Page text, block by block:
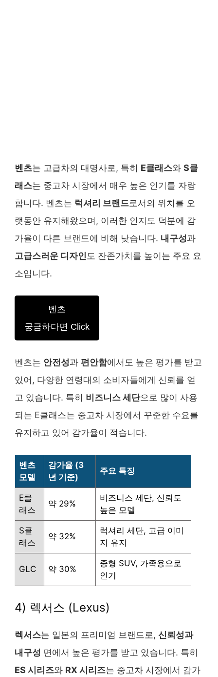
벤츠는 고급차의 대명사로, 특히 E클래스와 S클
래스는 중고차 시장에서 매우 높은 인기를 자랑
합니다. 벤츠는 럭셔리 브랜드로서의 위치를 오
랫동안 유지해왔으며, 이러한 인지도 덕분에 감
가율이 다른 브랜드에 비해 낮습니다. 내구성과
고급스러운 디자인 도 잔존가치를 높이는 주요 요
소입니다.
벤츠
궁금하다면 Click
벤츠는 안전성과 편안함에서도 높은 평가를 받고
있어, 다양한 연령대의 소비자들에게 신뢰를 얻
고 있습니다. 특히 비즈니스 세단으로 많이 사용
되는 E클래스는 중고차 시장에서 꾸준한 수요를
유지하고 있어 감가율이 적습니다.
벤츠
모델
감가율 (3
년 기준)
주요 특징
E클
래스
약 29%
비즈니스 세단, 신뢰도
높은 모델
S클
래스
약 32%
럭셔리 세단, 고급 이미
지 유지
GLC 약 30%
중형 SUV, 가족용으로
인기
4) 렉서스 (Lexus)
렉서스는 일본의 프리미엄 브랜드로, 신뢰성과
내구성 면에서 높은 평가를 받고 있습니다. 특히
ES 시리즈와 RX 시리즈는 중고차 시장에서 감가